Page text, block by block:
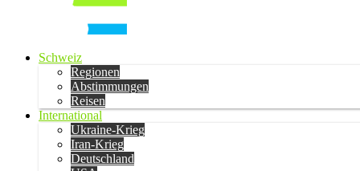
Schweiz
Regionen
Abstimmungen
Reisen
International
Ukraine-Krieg
Iran-Krieg
Deutschland